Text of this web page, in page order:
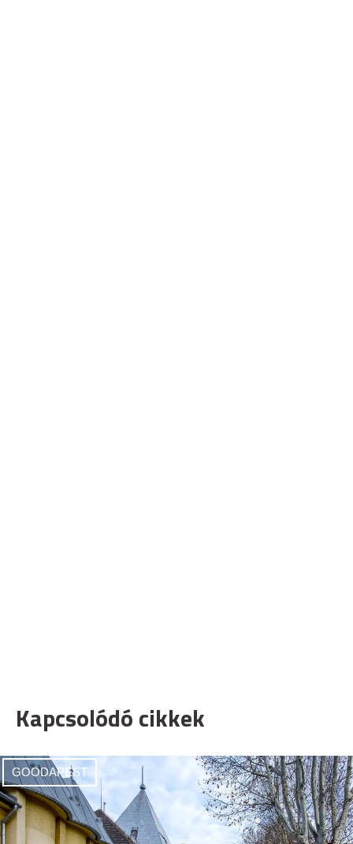
Kapcsolódó cikkek
GOODAPEST